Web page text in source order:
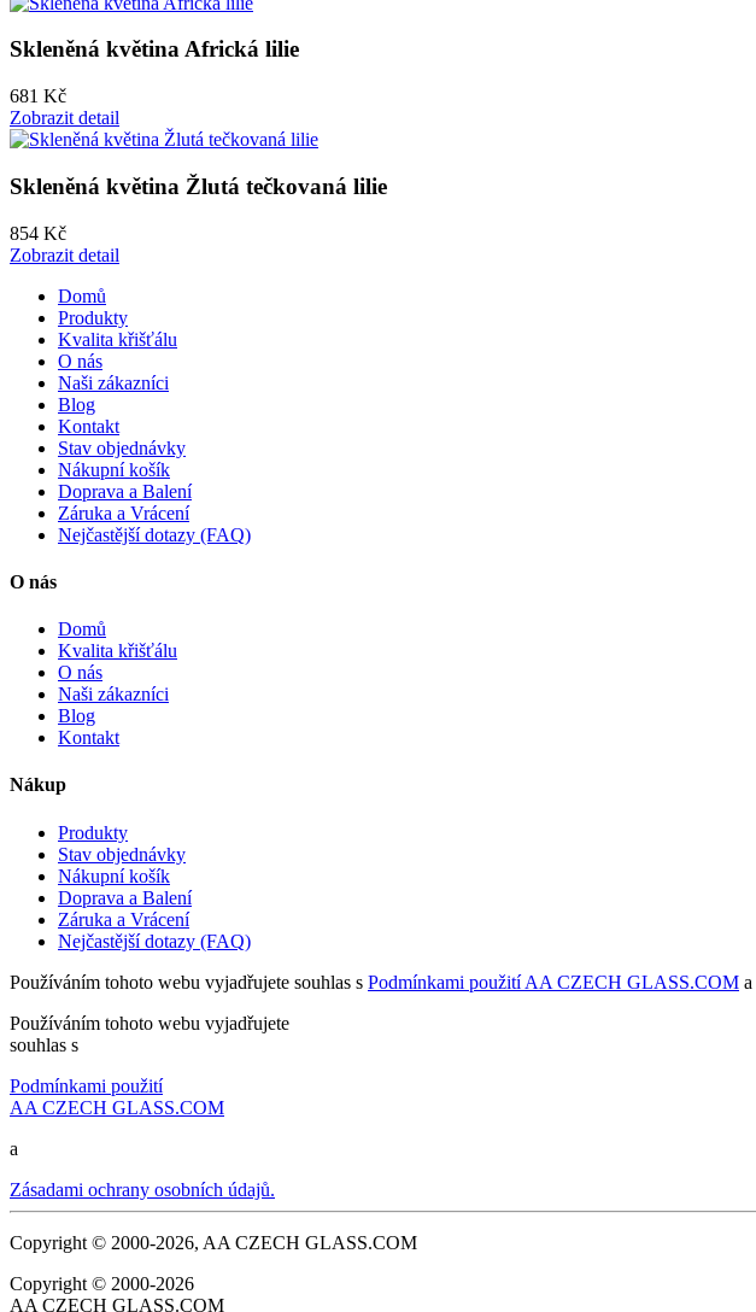
Skleněná květina Africká lilie
681 Kč
Zobrazit detail
Skleněná květina Žlutá tečkovaná lilie
854 Kč
Zobrazit detail
Domů
Produkty
Kvalita křišťálu
O nás
Naši zákazníci
Blog
Kontakt
Stav objednávky
Nákupní košík
Doprava a Balení
Záruka a Vrácení
Nejčastější dotazy (FAQ)
O nás
Domů
Kvalita křišťálu
O nás
Naši zákazníci
Blog
Kontakt
Nákup
Produkty
Stav objednávky
Nákupní košík
Doprava a Balení
Záruka a Vrácení
Nejčastější dotazy (FAQ)
Používáním tohoto webu vyjadřujete souhlas s Podmínkami použití AA CZECH GLASS.COM a
Používáním tohoto webu vyjadřujete
souhlas s
Podmínkami použití
AA CZECH GLASS.COM
a
Zásadami ochrany osobních údajů.
Copyright © 2000-2026, AA CZECH GLASS.COM
Copyright © 2000-2026
AA CZECH GLASS.COM